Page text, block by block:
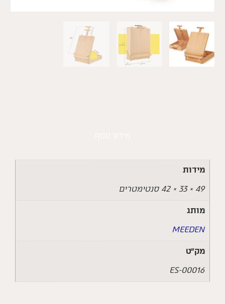
מידות
49 × 33 × 42 סנטימטרים
מותג
MEEDEN
מק״ט
ES-00016